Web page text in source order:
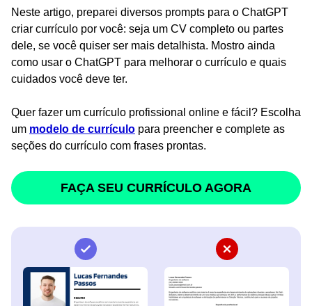
Neste artigo, preparei diversos prompts para o ChatGPT
criar currículo por você: seja um CV completo ou partes
dele, se você quiser ser mais detalhista. Mostro ainda
como usar o ChatGPT para melhorar o currículo e quais
cuidados você deve ter.
Quer fazer um currículo profissional online e fácil? Escolha
um modelo de currículo para preencher e complete as
seções do currículo com frases prontas.
FAÇA SEU CURRÍCULO AGORA